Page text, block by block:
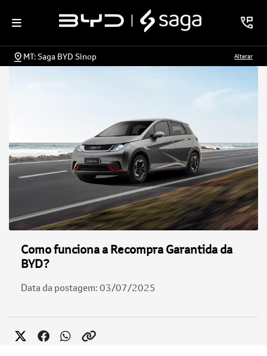
MT: Saga BYD Sinop Alterar
Como funciona a Recompra Garantida da
BYD?
Data da postagem: 03/07/2025